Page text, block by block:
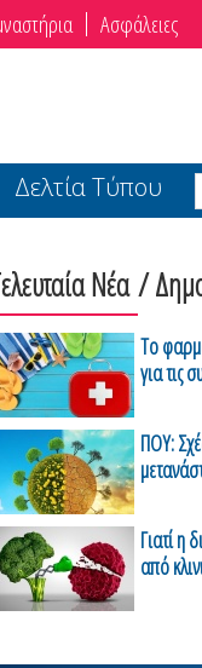
Ασφάλειες
Δελτία Τύπου
Νέα /
Το
για τις
ΠΟΥ:
Γιατί η
από